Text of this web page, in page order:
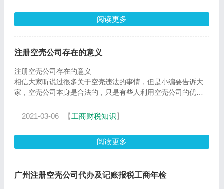
阅读更多
注册空壳公司存在的意义
注册空壳公司存在的意义
相信大家听说过很多关于空壳违法的事情，但是小编要告诉大
家，空壳公司本身是合法的，只是有些人利用空壳公司的优势
注册一个空壳公
2021-03-06 【工商财税知识】
阅读更多
广州注册空壳公司代办及记账报税工商年检